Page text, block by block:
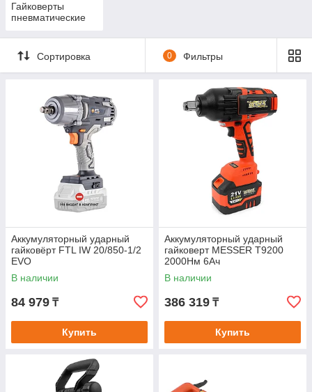
Гайковерты
пневматические
Сортировка 0 Фильтры
Аккумуляторный ударный
гайковёрт FTL IW 20/850-1/2
EVO
В наличии
84 979 ₸
Купить
Аккумуляторный ударный
гайковерт MESSER T9200
2000Нм 6Ач
В наличии
386 319 ₸
Купить